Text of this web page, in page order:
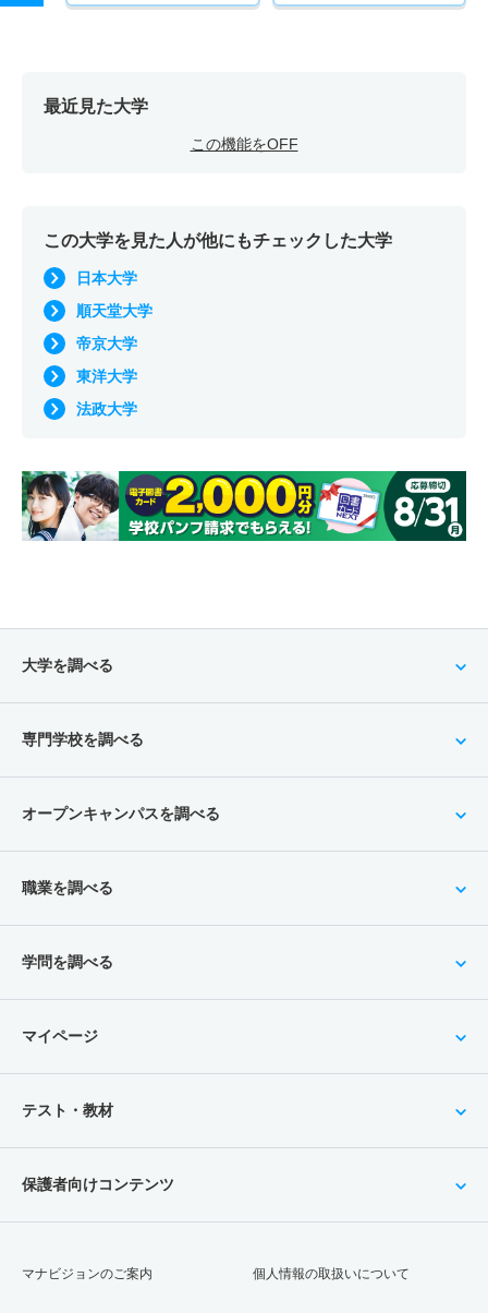
最近見た大学
この機能をOFF
この大学を見た人が他にもチェックした大学
日本大学
順天堂大学
帝京大学
東洋大学
法政大学
大学を調べる
専門学校を調べる
オープンキャンパスを調べる
職業を調べる
学問を調べる
マイページ
テスト・教材
保護者向けコンテンツ
マナビジョンのご案内 個人情報の取扱いについて